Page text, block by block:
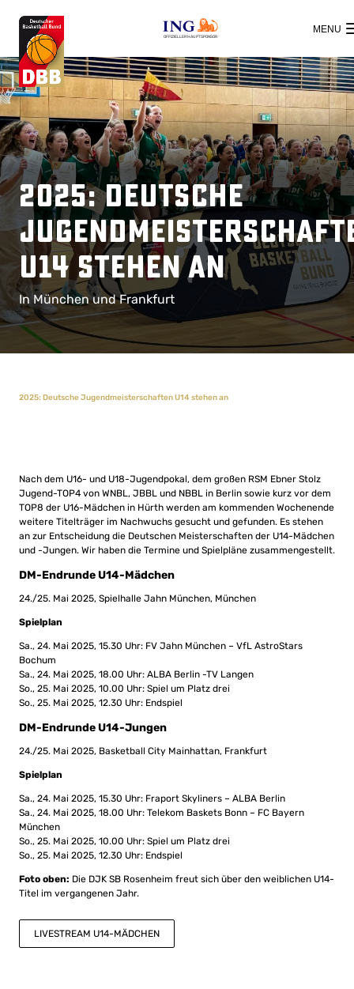
OFFIZIELLER HAUPTSPONSOR
2025: Deutsche
U14 stehen an
In München und Frankfurt
2025: Deutsche Jugendmeisterschaften U14 stehen an
Nach dem U16- und U18-Jugendpokal, dem großen RSM Ebner Stolz
Jugend-TOP4 von WNBL, JBBL und NBBL in Berlin sowie kurz vor dem
TOP8 der U16-Mädchen in Hürth werden am kommenden Wochenende
weitere Titelträger im Nachwuchs gesucht und gefunden. Es stehen
an zur Entscheidung die Deutschen Meisterschaften der U14-Mädchen
und -Jungen. Wir haben die Termine und Spielpläne zusammengestellt.
DM-Endrunde U14-Mädchen
24./25. Mai 2025, Spielhalle Jahn München, München
Spielplan
Sa., 24. Mai 2025, 15.30 Uhr: FV Jahn München – VfL AstroStars
Bochum
Sa., 24. Mai 2025, 18.00 Uhr: ALBA Berlin -TV Langen
So., 25. Mai 2025, 10.00 Uhr: Spiel um Platz drei
So., 25. Mai 2025, 12.30 Uhr: Endspiel
DM-Endrunde U14-Jungen
24./25. Mai 2025, Basketball City Mainhattan, Frankfurt
Spielplan
Sa., 24. Mai 2025, 15.30 Uhr: Fraport Skyliners – ALBA Berlin
Sa., 24. Mai 2025, 18.00 Uhr: Telekom Baskets Bonn – FC Bayern
München
So., 25. Mai 2025, 10.00 Uhr: Spiel um Platz drei
So., 25. Mai 2025, 12.30 Uhr: Endspiel
Foto oben: Die DJK SB Rosenheim freut sich über den weiblichen U14-
Titel im vergangenen Jahr.
LIVESTREAM U14-MÄDCHEN